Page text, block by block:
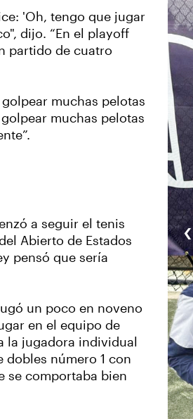
'Oh, tengo que jugar
dijo. “En el playoff
partido de cuatro
muchas pelotas
muchas pelotas
a seguir el tenis
Abierto de Estados
pensó que sería
un poco en noveno
en el equipo de
la jugadora individual
dobles número 1 con
se comportaba bien
‹